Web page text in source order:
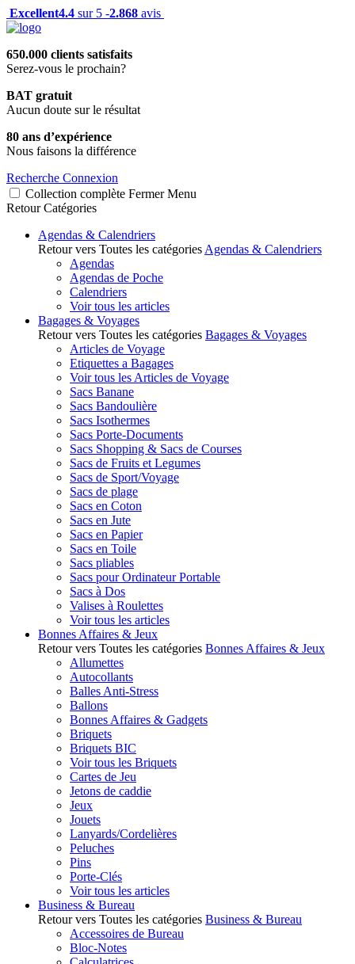
Excellent4.4 sur 5 -2.868 avis
650.000 clients satisfaits
Serez-vous le prochain?
BAT gratuit
Aucun doute sur le résultat
80 ans d’expérience
Nous faisons la différence
Recherche Connexion
Collection complète Fermer Menu
Retour Catégories
Agendas & Calendriers
Retour vers Toutes les catégories Agendas & Calendriers
Agendas
Agendas de Poche
Calendriers
Voir tous les articles
Bagages & Voyages
Retour vers Toutes les catégories Bagages & Voyages
Articles de Voyage
Etiquettes a Bagages
Voir tous les Articles de Voyage
Sacs Banane
Sacs Bandoulière
Sacs Isothermes
Sacs Porte-Documents
Sacs Shopping & Sacs de Courses
Sacs de Fruits et Legumes
Sacs de Sport/Voyage
Sacs de plage
Sacs en Coton
Sacs en Jute
Sacs en Papier
Sacs en Toile
Sacs pliables
Sacs pour Ordinateur Portable
Sacs à Dos
Valises à Roulettes
Voir tous les articles
Bonnes Affaires & Jeux
Retour vers Toutes les catégories Bonnes Affaires & Jeux
Allumettes
Autocollants
Balles Anti-Stress
Ballons
Bonnes Affaires & Gadgets
Briquets
Briquets BIC
Voir tous les Briquets
Cartes de Jeu
Jetons de caddie
Jeux
Jouets
Lanyards/Cordelières
Peluches
Pins
Porte-Clés
Voir tous les articles
Business & Bureau
Retour vers Toutes les catégories Business & Bureau
Accessoires de Bureau
Bloc-Notes